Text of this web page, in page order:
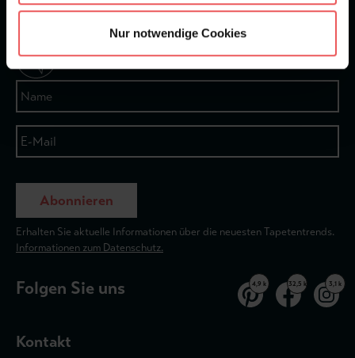
Nur notwendige Cookies
★★★★★Bei 1245 Bewertungen
Newsletter
Abonnieren
Erhalten Sie aktuelle Informationen über die neuesten Tapetentrends.
Informationen zum Datenschutz.
Folgen Sie uns 4,9 k 32,5 k 3,1 k
Kontakt